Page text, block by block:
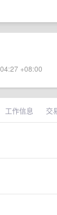
+08:00
工作信息 交